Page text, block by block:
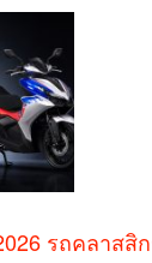
รถคลาสสิ